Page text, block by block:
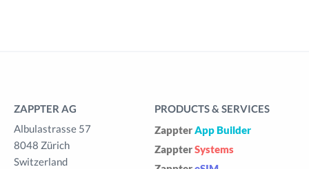
ZAPPTER AG
Albulastrasse 57
8048 Zürich
Switzerland
PRODUCTS & SERVICES
ZappterApp Builder
ZappterSystems